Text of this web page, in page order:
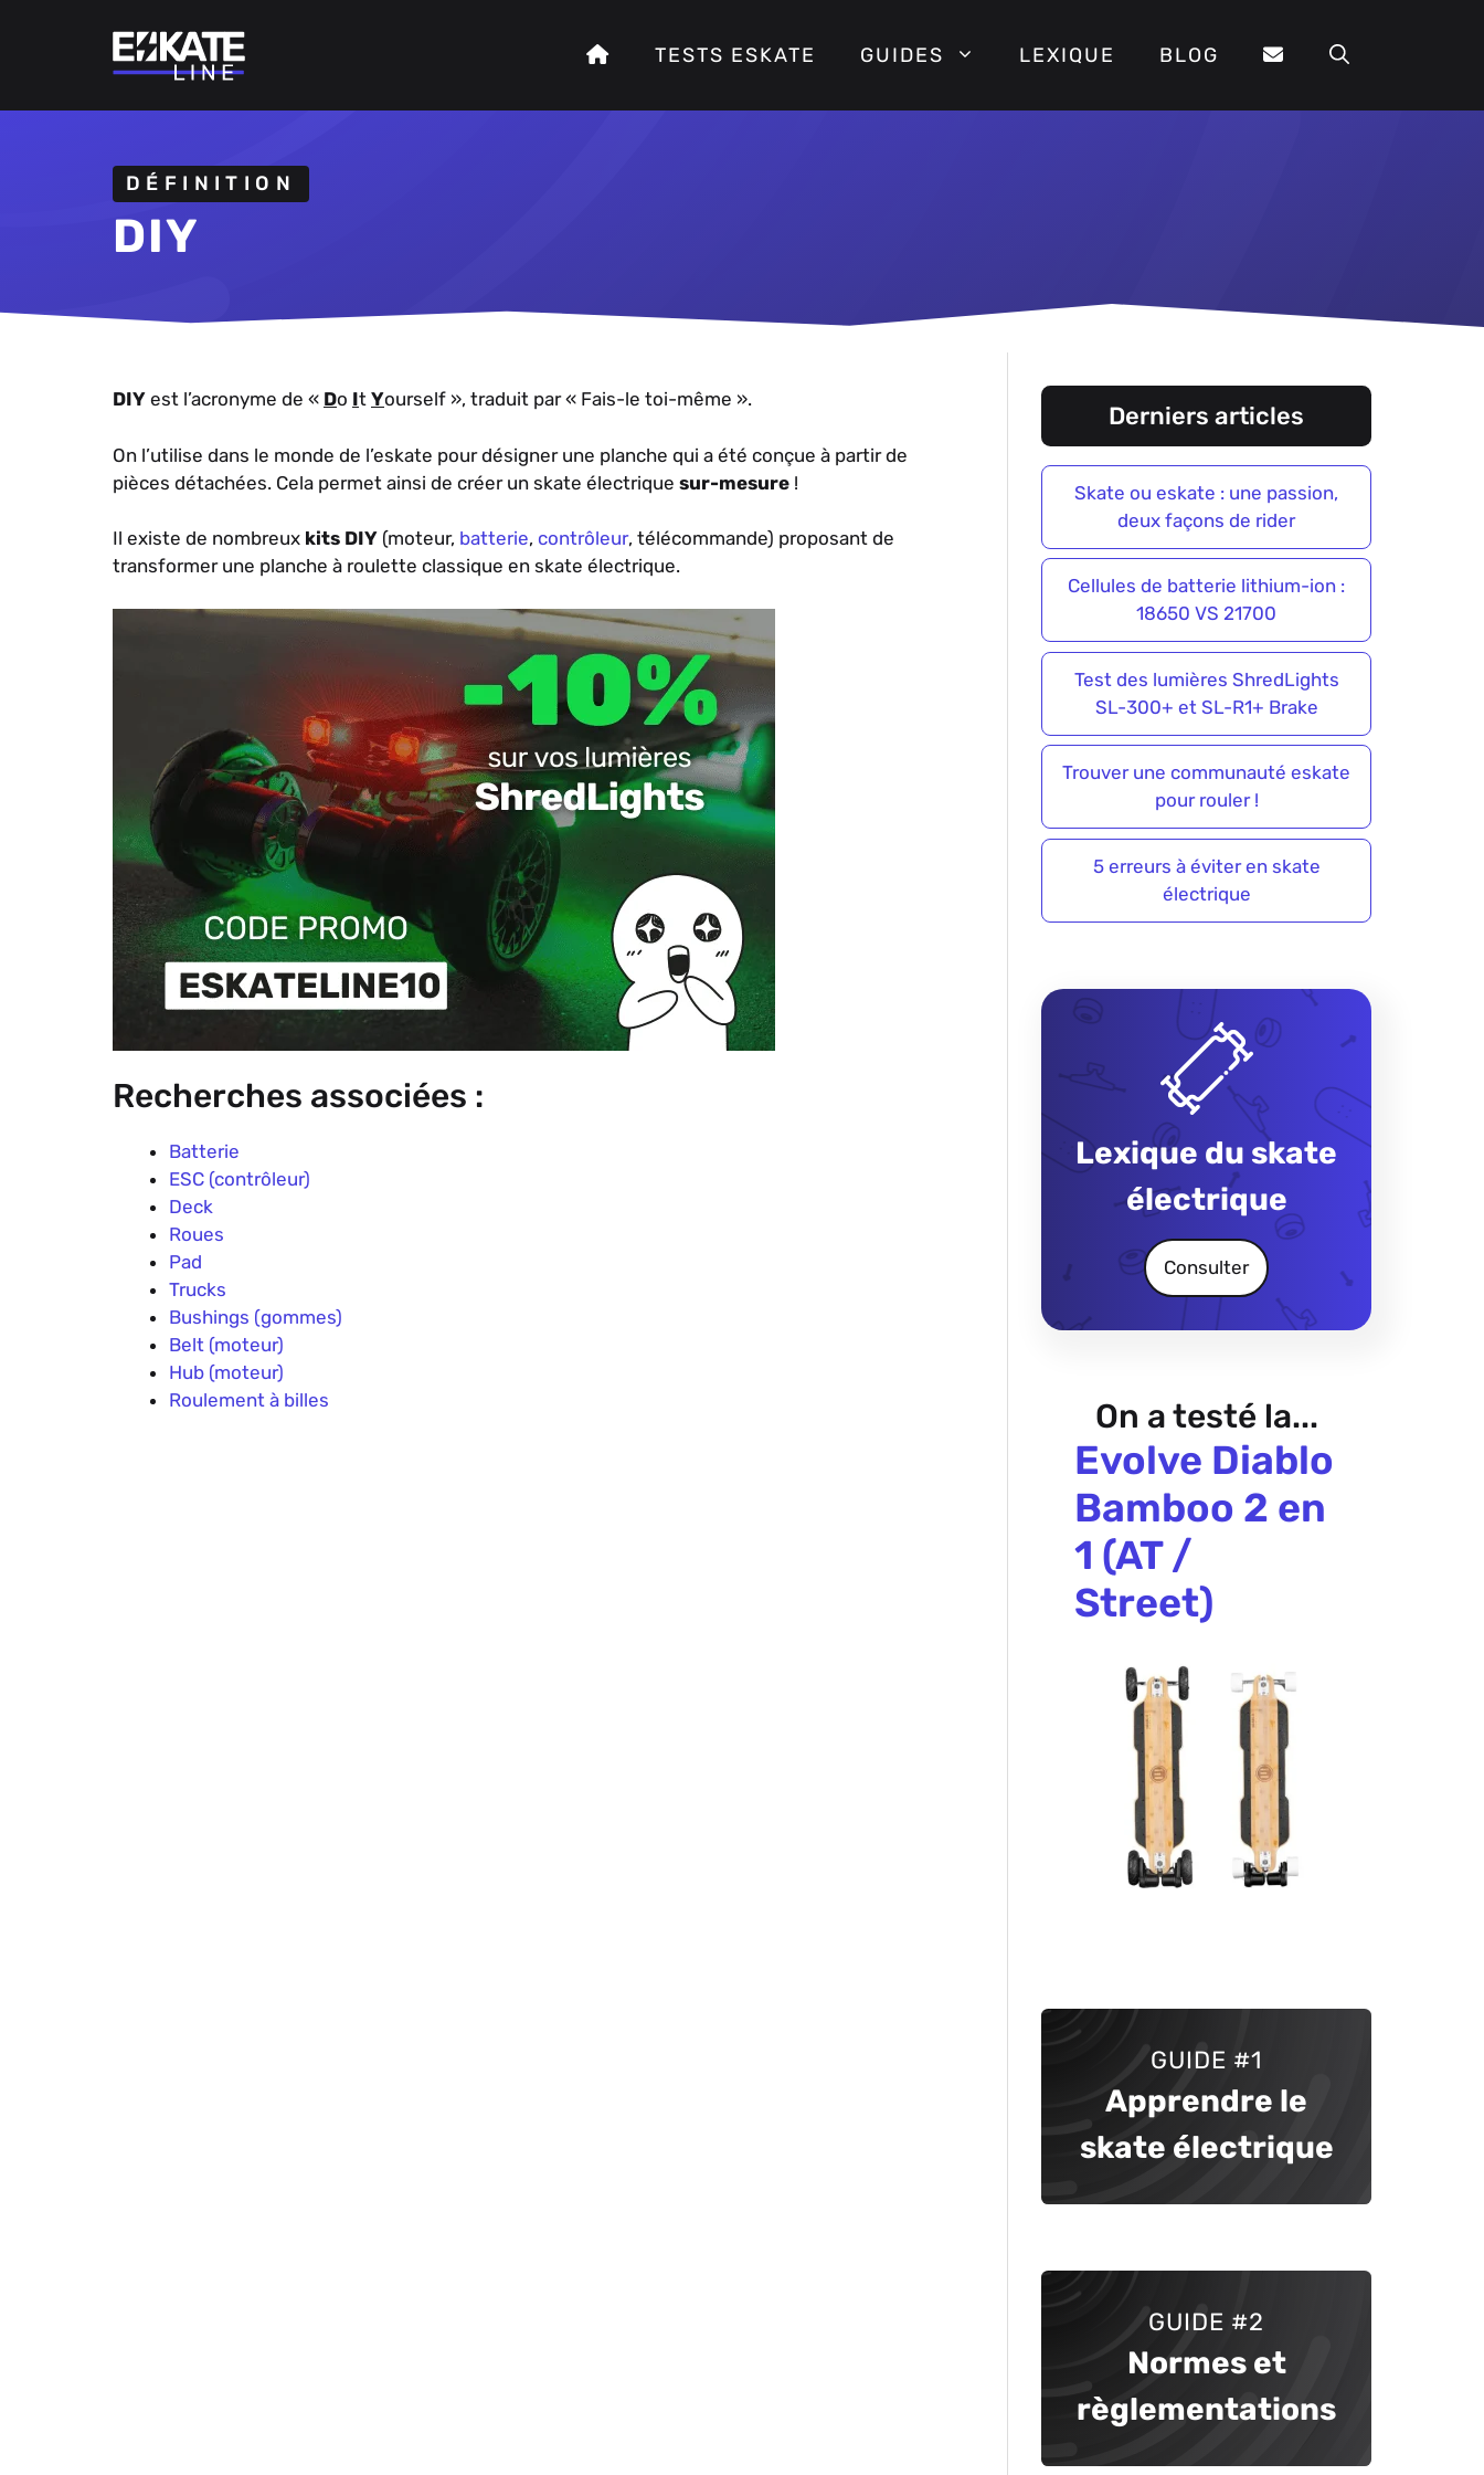
TESTS ESKATE GUIDES LEXIQUE BLOG
DÉFINITION
DIY
DIY est l’acronyme de « Do It Yourself », traduit par « Fais-le toi-même ».
On l’utilise dans le monde de l’eskate pour désigner une planche qui a été conçue à partir de
pièces détachées. Cela permet ainsi de créer un skate électrique sur-mesure !
Il existe de nombreux kits DIY (moteur, batterie, contrôleur, télécommande) proposant de
transformer une planche à roulette classique en skate électrique.
Recherches associées :
Batterie
ESC (contrôleur)
Deck
Roues
Pad
Trucks
Bushings (gommes)
Belt (moteur)
Hub (moteur)
Roulement à billes
Derniers articles
Skate ou eskate : une passion,
deux façons de rider
Cellules de batterie lithium-ion :
18650 VS 21700
Test des lumières ShredLights
SL-300+ et SL-R1+ Brake
Trouver une communauté eskate
pour rouler !
5 erreurs à éviter en skate
électrique
Lexique du skate
électrique
Consulter
On a testé la...
Evolve Diablo
Bamboo 2 en
1 (AT /
Street)
GUIDE #1
Apprendre le
skate électrique
GUIDE #2
Normes et
règlementations